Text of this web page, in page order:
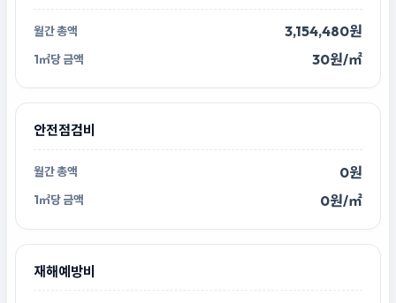
3,154,480원
30원/㎡
안전점검비
0원
0원/㎡
재해예방비